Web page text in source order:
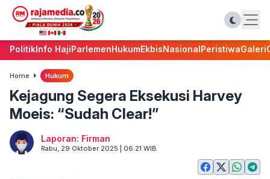
PolitikInfo HajiParlemenHukumEkbisNasionalPeristiwaGaleri
Home Hukum
Kejagung Segera Eksekusi Harvey
Moeis: “Sudah Clear!”
Laporan: Firman
Rabu, 29 Oktober 2025 | 06:21 WIB